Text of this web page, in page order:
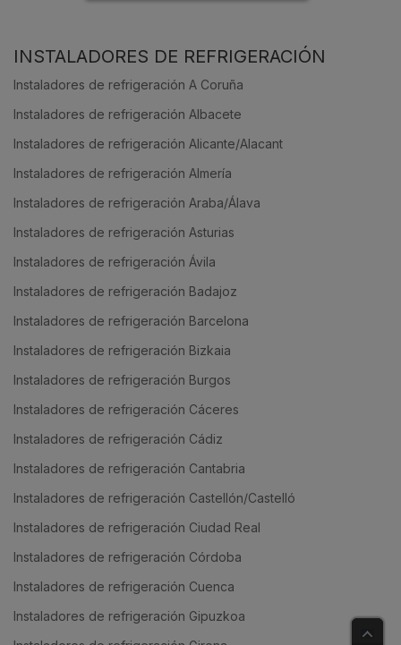
INSTALADORES DE REFRIGERACIÓN
Instaladores de refrigeración A Coruña
Instaladores de refrigeración Albacete
Instaladores de refrigeración Alicante/Alacant
Instaladores de refrigeración Almería
Instaladores de refrigeración Araba/Álava
Instaladores de refrigeración Asturias
Instaladores de refrigeración Ávila
Instaladores de refrigeración Badajoz
Instaladores de refrigeración Barcelona
Instaladores de refrigeración Bizkaia
Instaladores de refrigeración Burgos
Instaladores de refrigeración Cáceres
Instaladores de refrigeración Cádiz
Instaladores de refrigeración Cantabria
Instaladores de refrigeración Castellón/Castelló
Instaladores de refrigeración Ciudad Real
Instaladores de refrigeración Córdoba
Instaladores de refrigeración Cuenca
Instaladores de refrigeración Gipuzkoa